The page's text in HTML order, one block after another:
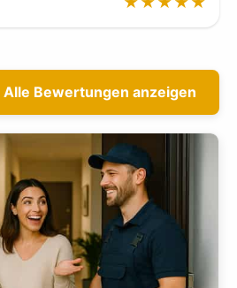
Alle Bewertungen anzeigen